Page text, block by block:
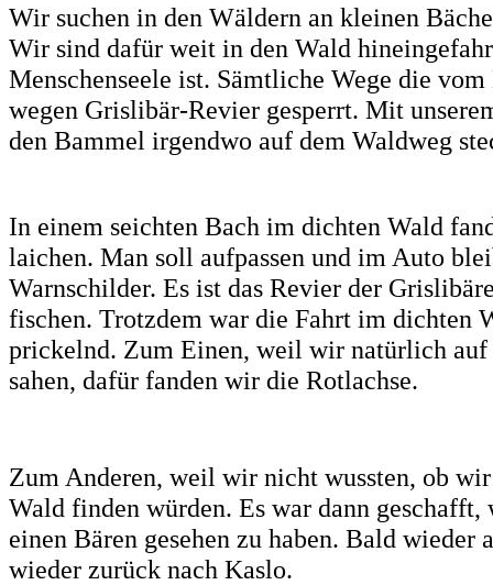
Wir suchen in den Wäldern an kleinen
Wir sind dafür weit in den Wald
Menschenseele ist. Sämtliche Wege die
wegen Grislibär-Revier gesperrt. Mit
den Bammel irgendwo auf dem Waldweg
In einem seichten Bach im dichten Wald
laichen. Man soll aufpassen und im Auto
Warnschilder. Es ist das Revier der
fischen. Trotzdem war die Fahrt im dichten
prickelnd. Zum Einen, weil wir natürlich auf
sahen, dafür fanden wir die Rotlachse.
Zum Anderen, weil wir nicht wussten, ob
Wald finden würden. Es war dann geschafft,
einen Bären gesehen zu haben. Bald wieder
wieder zurück nach Kaslo.